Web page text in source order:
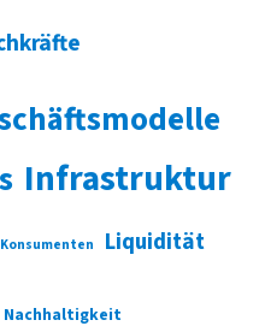
Infrastruktur
Konsumenten Liquidität
Nachhaltigkeit